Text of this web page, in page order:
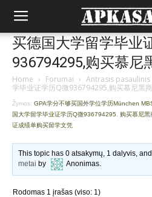
买德国大学留学毕业
936794295,购买慕尼
Home › Forumai › Antrasis
学毕业证学历Q微936794295,购买慕尼黑商
Žymos: GPA学分不够买国外学位学历München
国大学留学毕业证学历Q微936794295
购买慕尼
证成绩单购买留学文凭
This topic has 0 atsakymų, 1 dalyvis,
metai by Anonimas.
Rodomas 1 įrašas (viso: 1)